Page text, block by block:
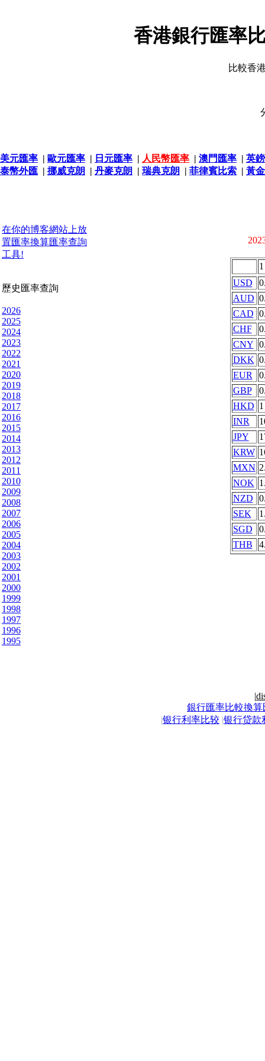
香港銀行匯率
比較香
美元匯率 | 歐元匯率 | 日元匯率 | 人民幣匯率 | 澳門匯率 | 英
泰幣外匯 | 挪威克朗 | 丹麥克朗 | 瑞典克朗 | 菲律賓比索 | 黃
在你的博客網站上放
置匯率換算匯率查詢
工具!
歷史匯率查詢
2026
2025
2024
2023
2022
2021
2020
2019
2018
2017
2016
2015
2014
2013
2012
2011
2010
2009
2008
2007
2006
2005
2004
2003
2002
2001
2000
1999
1998
1997
1996
1995
USD
AUD
CAD
CHF
CNY
DKK
EUR
GBP
HKD 1
INR
JPY
KRW
MXN
NOK
NZD
SEK
SGD
THB
|
銀行匯率比較換算
|银行利率比较 |银行贷款